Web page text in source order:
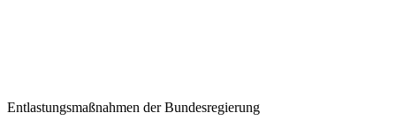
Entlastungsmaßnahmen der Bundesregierung